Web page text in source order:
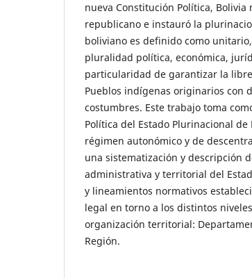
nueva Constitución Política,
republicano e instauró la
boliviano es definido como
pluralidad política, económica,
particularidad de garantizar la
Pueblos indígenas originarios con
costumbres. Este trabajo toma
Política del Estado Plurinacional
régimen autonómico y de
una sistematización y descripción
administrativa y territorial del
y lineamientos normativos
legal en torno a los distintos
organización territorial:
Región.